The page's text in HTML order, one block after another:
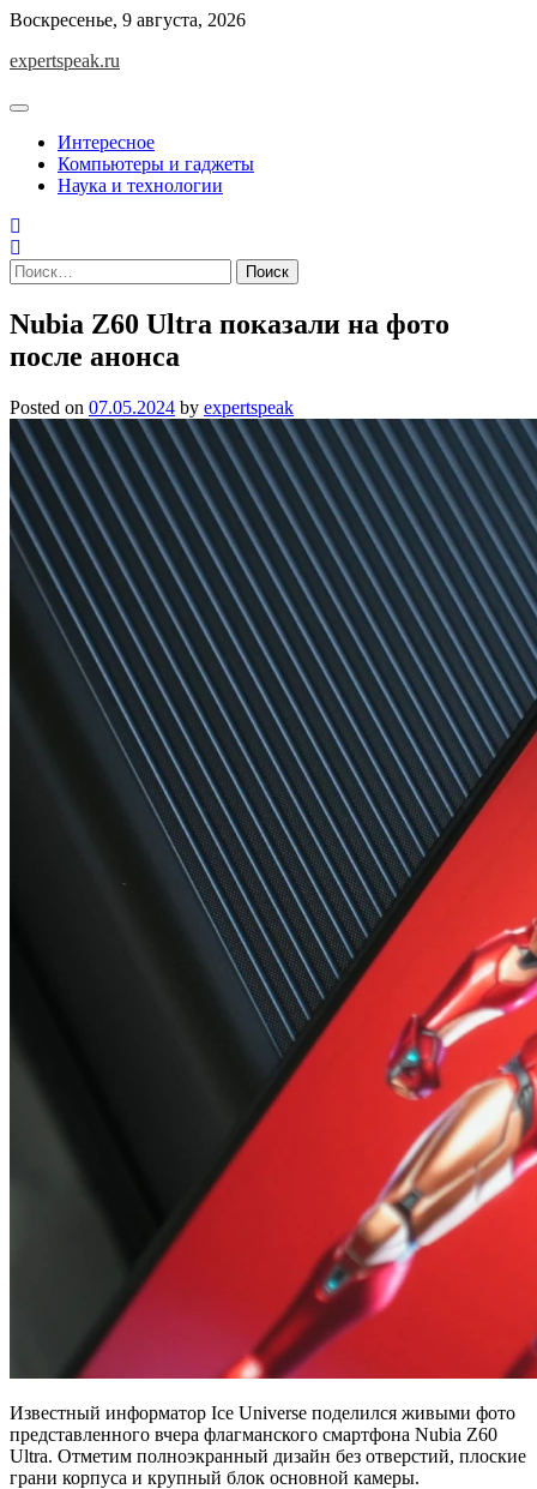
Skip
content
Воскресенье, 9 августа, 2026
expertspeak.ru
Интересное
Компьютеры и гаджеты
Наука и технологии
Найти:
Nubia Z60 Ultra показали на фото
после анонса
Posted on 07.05.2024 by expertspeak
Известный информатор Ice Universe поделился живыми фото
представленного вчера флагманского смартфона Nubia Z60
Ultra. Отметим полноэкранный дизайн без отверстий, плоские
грани корпуса и крупный блок основной камеры.